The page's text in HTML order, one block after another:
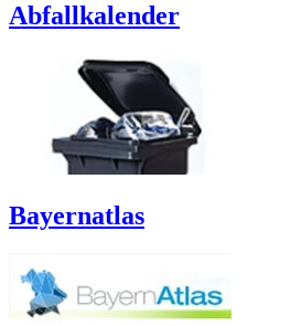
Abfallkalender
Bayernatlas